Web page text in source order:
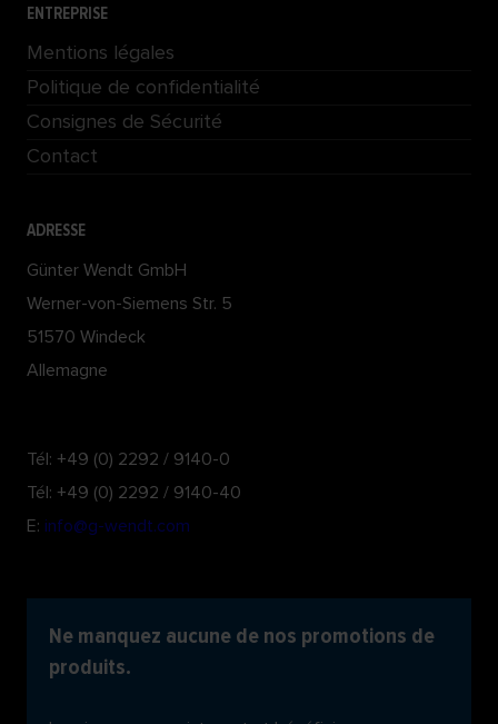
ENTREPRISE
Mentions légales
Politique de confidentialité
Consignes de Sécurité
Contact
ADRESSE
Günter Wendt GmbH
Werner-von-Siemens Str. 5
51570 Windeck
Allemagne
Tél: +49 (0) 2292 / 9140-0
Tél: +49 (0) 2292 / 9140-40
E: info@g-wendt.com
Ne manquez aucune de nos promotions de
produits.